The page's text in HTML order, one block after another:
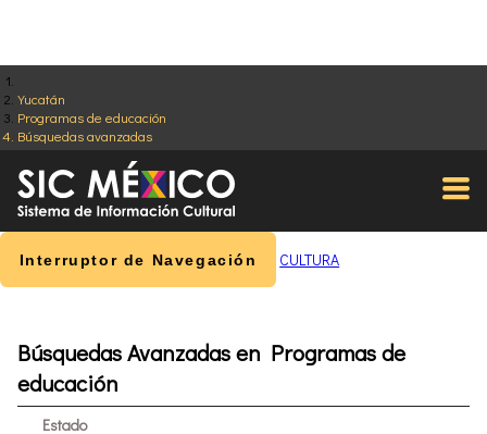
Yucatán
Programas de educación
Búsquedas avanzadas
Interruptor de Navegación CULTURA
Búsquedas Avanzadas en Programas de
educación
Estado